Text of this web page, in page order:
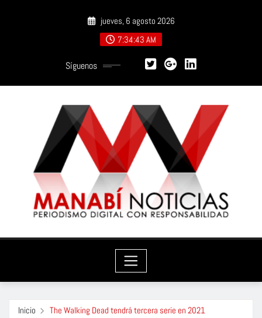
jueves, 6 agosto 2026
7:34:44 AM
Síguenos
Inicio The Walking Dead tendrá tercera serie en 2021